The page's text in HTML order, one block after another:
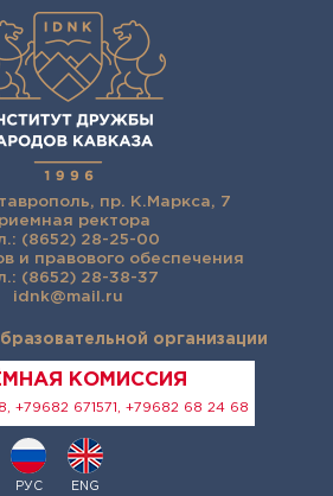
пр. К.Маркса, 7
ректора
(8652) 28-25-00
и правового обеспечения
(8652) 28-38-37
idnk@mail.ru
организации
КОМИССИЯ
+79682 671571, +79682 68 24 68
РУС ENG